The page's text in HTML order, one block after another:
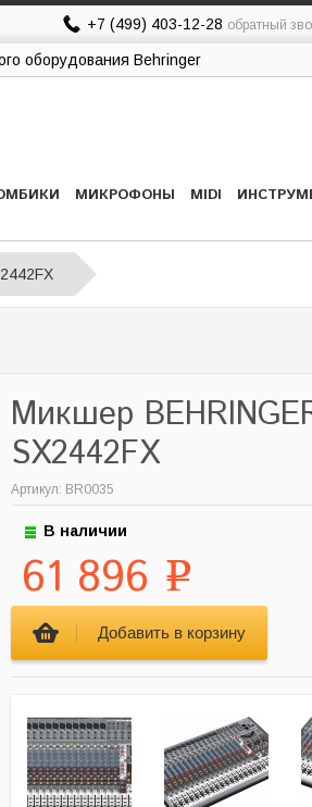
+7 (499) 403-12-28 обратный
оборудования Behringer
МИКРОФОНЫ MIDI
Микшер
SX2442FX
Артикул: BR0035
В наличии
61 896 Р